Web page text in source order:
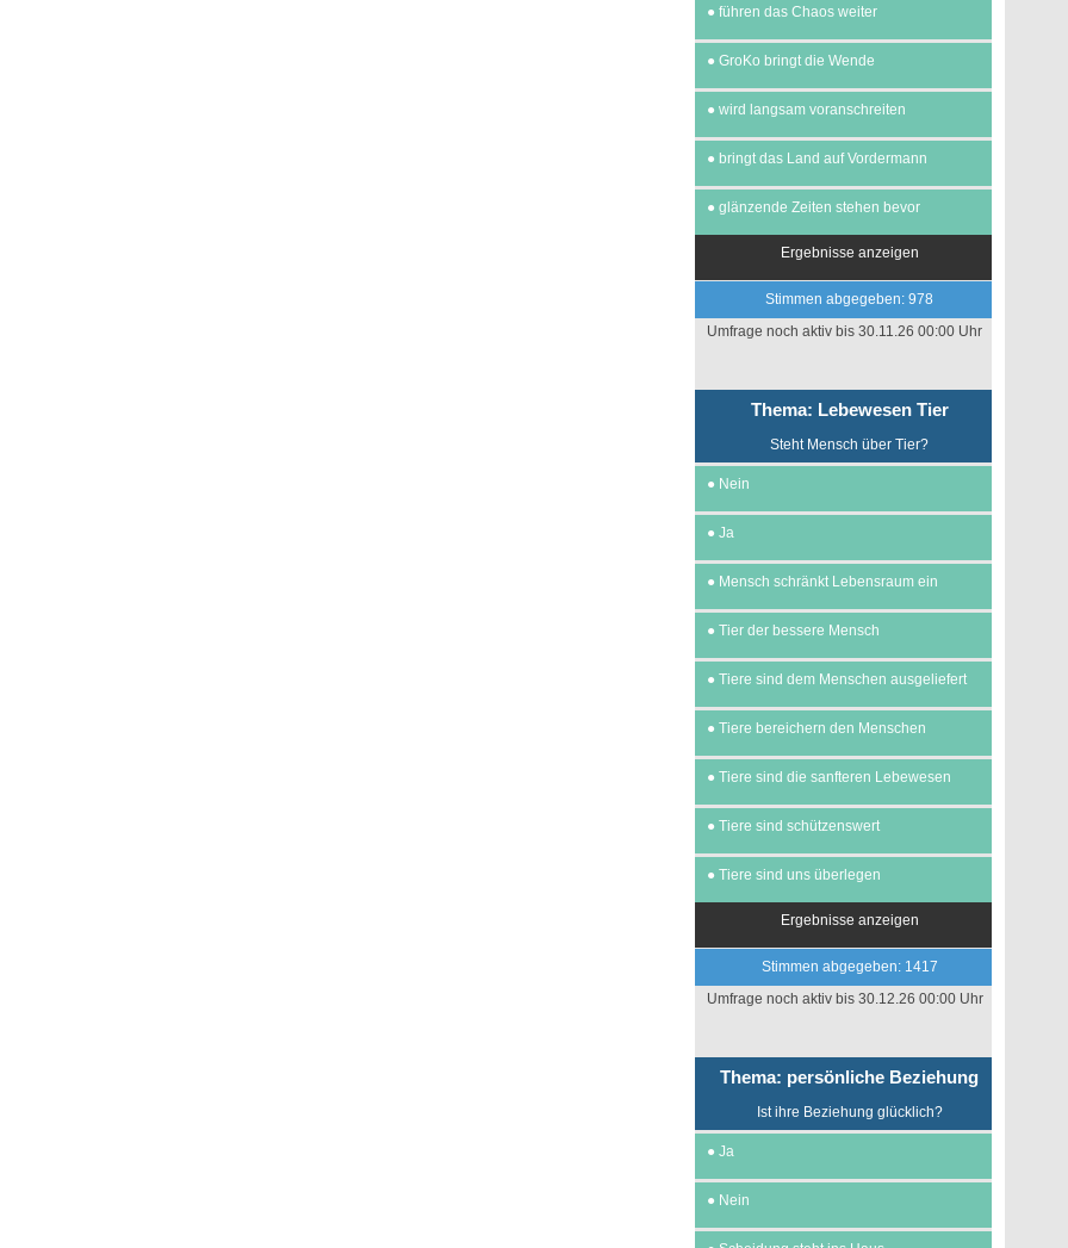
● führen das Chaos weiter
● GroKo bringt die Wende
● wird langsam voranschreiten
● bringt das Land auf Vordermann
● glänzende Zeiten stehen bevor
Ergebnisse anzeigen
Stimmen abgegeben: 978
Umfrage noch aktiv bis 30.11.26 00:00 Uhr
Thema: Lebewesen Tier
Steht Mensch über Tier?
● Nein
● Ja
● Mensch schränkt Lebensraum ein
● Tier der bessere Mensch
● Tiere sind dem Menschen ausgeliefert
● Tiere bereichern den Menschen
● Tiere sind die sanfteren Lebewesen
● Tiere sind schützenswert
● Tiere sind uns überlegen
Ergebnisse anzeigen
Stimmen abgegeben: 1417
Umfrage noch aktiv bis 30.12.26 00:00 Uhr
Thema: persönliche Beziehung
Ist ihre Beziehung glücklich?
● Ja
● Nein